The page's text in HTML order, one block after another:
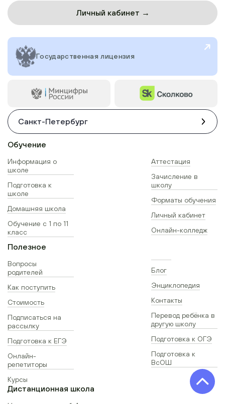
Личный кабинет →
Государственная лицензия
Санкт-Петербург
Обучение
Информация о
школе
Подготовка к
школе
Домашняя школа
Обучение с 1 по 11
класс
Аттестация
Зачисление в
школу
Форматы обучения
Личный кабинет
Онлайн-колледж
Полезное
Вопросы
родителей
Как поступить
Стоимость
Подписаться на
рассылку
Подготовка к ЕГЭ
Онлайн-
репетиторы
Курсы
Блог
Энциклопедия
Контакты
Перевод ребёнка в
другую школу
Подготовка к ОГЭ
Подготовка к
ВсОШ
Дистанционная школа